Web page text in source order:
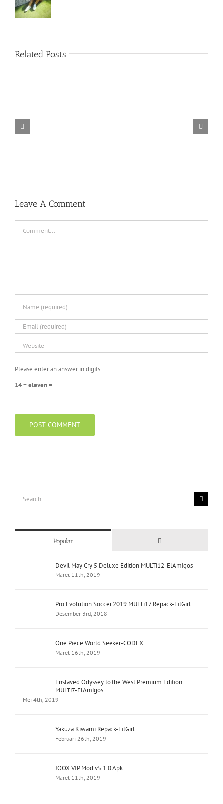
Related Posts
Leave A Comment
Please enter an answer in digits:
14 − eleven =
Search
for:
Popular Comments
Devil May Cry 5 Deluxe Edition MULTi12-ElAmigos
Maret 11th, 2019
Pro Evolution Soccer 2019 MULTi17 Repack-FitGirl
Desember 3rd, 2018
One Piece World Seeker-CODEX
Maret 16th, 2019
Enslaved Odyssey to the West Premium Edition
MULTi7-ElAmigos
Mei 4th, 2019
Yakuza Kiwami Repack-FitGirl
Februari 26th, 2019
JOOX VIP Mod v5.1.0 Apk
Maret 11th, 2019